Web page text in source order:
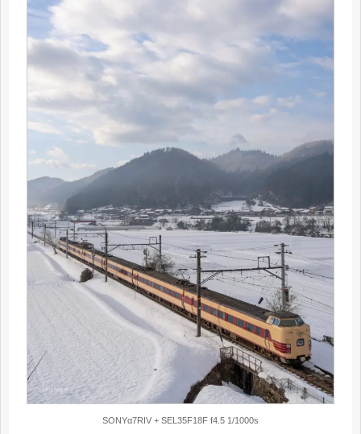
SONYα7RIV + SEL35F18F f4.5 1/1000s